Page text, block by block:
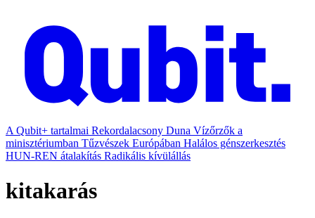
A Qubit+ tartalmai Rekordalacsony Duna Vízőrzők a
minisztériumban Tűzvészek Európában Halálos génszerkesztés
HUN-REN átalakítás Radikális kívülállás
kitakarás